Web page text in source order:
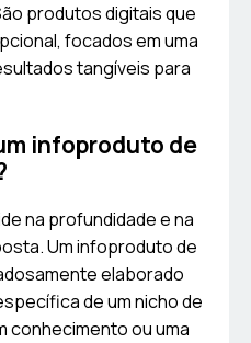
produtos digitais que
focados em uma
tangíveis para
infoproduto de
na profundidade e na
Um infoproduto de
elaborado
de um nicho de
conhecimento ou uma